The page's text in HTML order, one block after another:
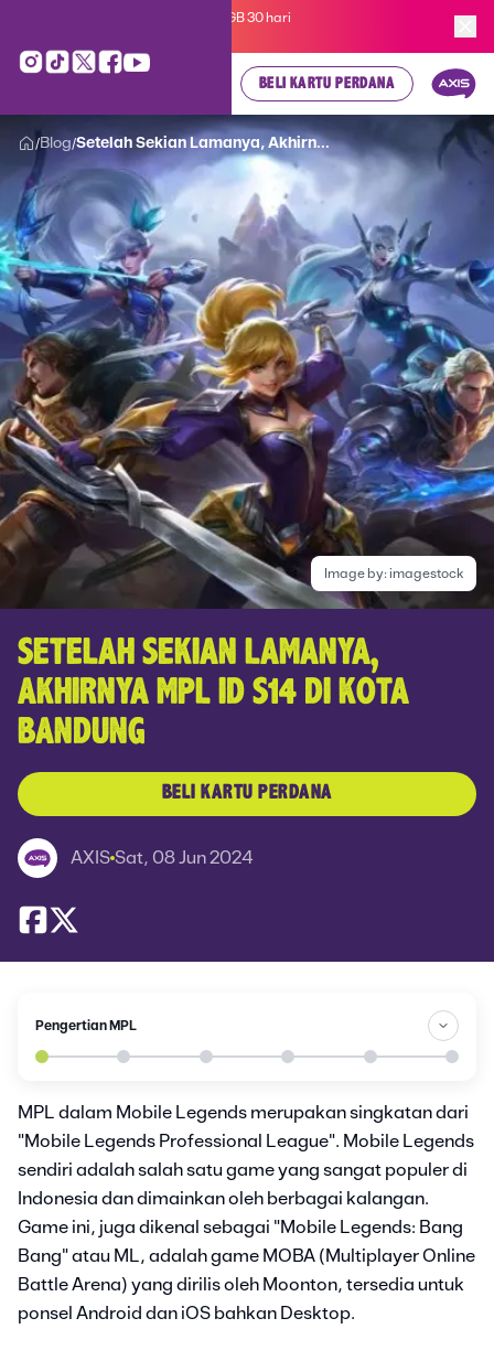
Kartu Perdana AXIS Suka-Suka 3GB 30 hari
BELI KARTU PERDANA
/Blog/Setelah Sekian Lamanya, Akhirn...
Image by:imagestock
SETELAH SEKIAN LAMANYA,
AKHIRNYA MPL ID S14 DI KOTA
BANDUNG
BELI KARTU PERDANA
AXIS Sat, 08 Jun 2024
Pengertian MPL
MPL dalam Mobile Legends merupakan singkatan dari
"Mobile Legends Professional League". Mobile Legends
sendiri adalah salah satu game yang sangat populer di
Indonesia dan dimainkan oleh berbagai kalangan.
Game ini, juga dikenal sebagai "Mobile Legends: Bang
Bang" atau ML, adalah game MOBA (Multiplayer Online
Battle Arena) yang dirilis oleh Moonton, tersedia untuk
ponsel Android dan iOS bahkan Desktop.